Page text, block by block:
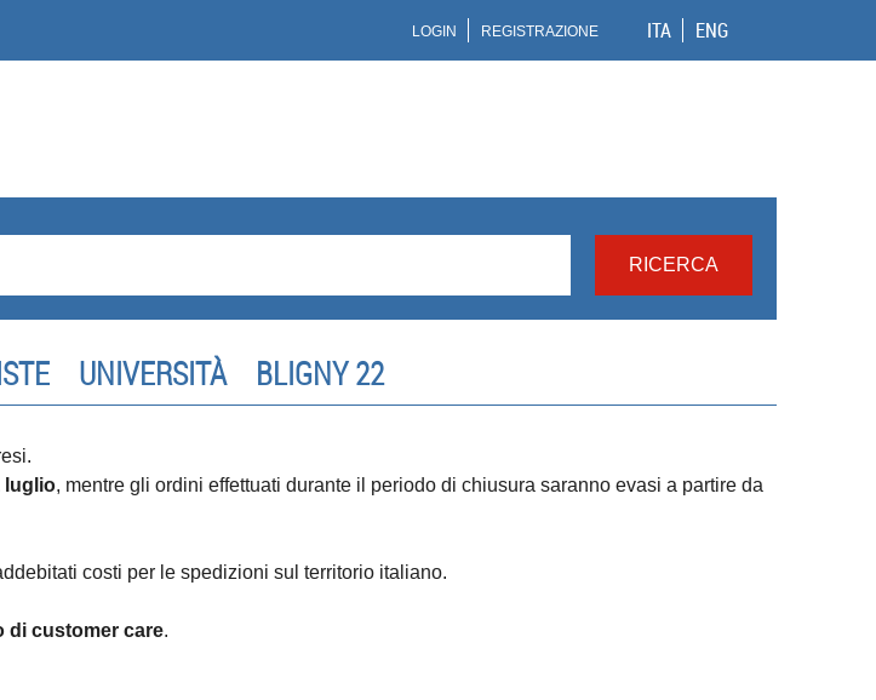
ITA ENG
LOGIN REGISTRAZIONE
UNIVERSITÀ BLIGNY 22
luglio, mentre gli ordini effettuati durante il periodo di chiusura saranno evasi a partire da
costi per le spedizioni sul territorio italiano.
di customer care.